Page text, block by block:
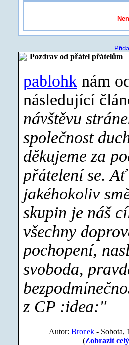
Pozdrav od přátel přátelům
pablohk nám
následující
návštěvu
společnost
děkujeme za
přátelení se.
jakéhokoliv
skupin je náš
všechny
pochopení,
svoboda,
z CP :idea:"
Autor: Bronek - Sobota,
(Zobrazit